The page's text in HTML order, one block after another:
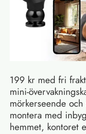
199 kr med fri
mini-
mörkerseende
montera med
hemmet, kontoret